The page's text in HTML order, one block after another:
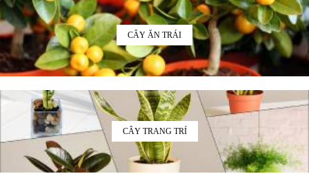
CÂY ĂN TRÁI
CÂY TRANG TRÍ